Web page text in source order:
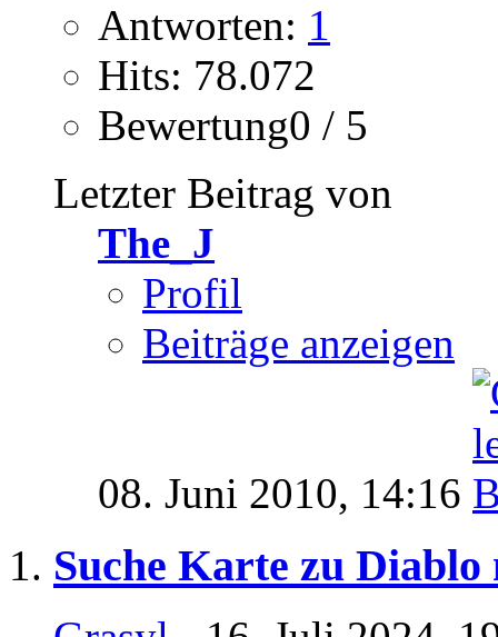
Antworten: 1
Hits: 78.072
Bewertung0 / 5
Letzter Beitrag von
The_J
Profil
Beiträge anzeigen
08. Juni 2010, 14:16
Suche Karte zu